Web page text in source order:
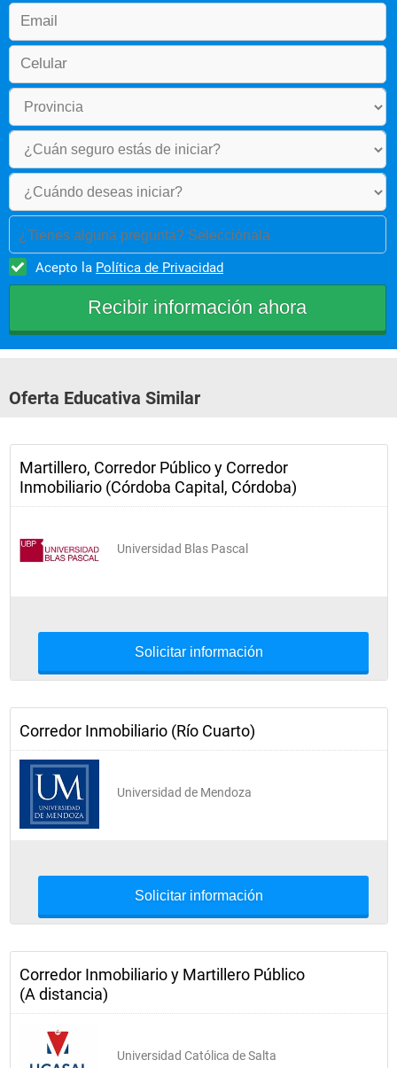
¿Tienes alguna pregunta? Selecciónala
Acepto la Política de Privacidad
Oferta Educativa Similar
Martillero, Corredor Público y Corredor
Inmobiliario (Córdoba Capital, Córdoba)
Universidad Blas Pascal
Solicitar información
Corredor Inmobiliario (Río Cuarto)
Universidad de Mendoza
Solicitar información
Corredor Inmobiliario y Martillero Público
(A distancia)
Universidad Católica de Salta